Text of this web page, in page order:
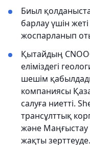
Биыл
барлау үшін
жоспарланып
Қытайдың
еліміздегі
шешім
компаниясы
салуға ниетті.
трансұлттық
және Маңғыстау
жақты зерттеуде.